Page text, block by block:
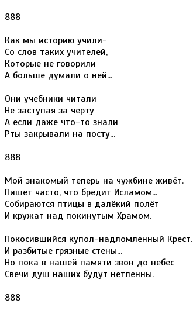
888
Как мы историю учили-
Со слов таких учителей,
Которые не говорили
А больше думали о ней...
Они учебники читали
Не заступая за черту
А если даже что-то знали
Рты закрывали на посту...
888
Мой знакомый теперь на чужбине живёт.
Пишет часто, что бредит Исламом...
Собираются птицы в далёкий полёт
И кружат над покинутым Храмом.
Покосившийся купол-надломленный Крест.
И разбитые грязные стены...
Но пока в нашей памяти звон до небес
Свечи душ наших будут нетленны.
888